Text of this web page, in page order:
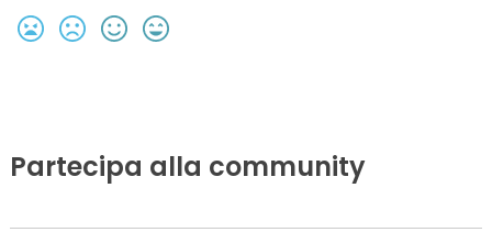
Partecipa alla community